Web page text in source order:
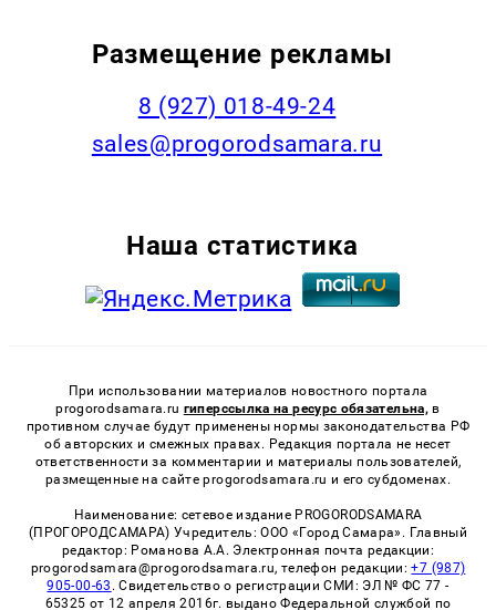
Размещение рекламы
8 (927) 018-49-24
sales@progorodsamara.ru
Наша статистика
При использовании материалов новостного портала
progorodsamara.ru гиперссылка на ресурс обязательна, в
противном случае будут применены нормы законодательства РФ
об авторских и смежных правах. Редакция портала не несет
ответственности за комментарии и материалы пользователей,
размещенные на сайте progorodsamara.ru и его субдоменах.
Наименование: сетевое издание PROGORODSAMARA
(ПРОГОРОДСАМАРА) Учредитель: ООО «Город Самара». Главный
редактор: Романова А.А. Электронная почта редакции:
progorodsamara@progorodsamara.ru, телефон редакции:+7 (987)
905-00-63 . Свидетельство о регистрации СМИ: ЭЛ № ФС 77 -
65325 от 12 апреля 2016г. выдано Федеральной службой по